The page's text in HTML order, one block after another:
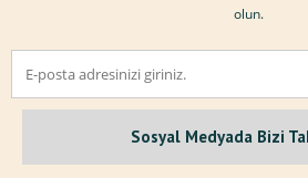
olun.
Sosyal Medyada Bizi